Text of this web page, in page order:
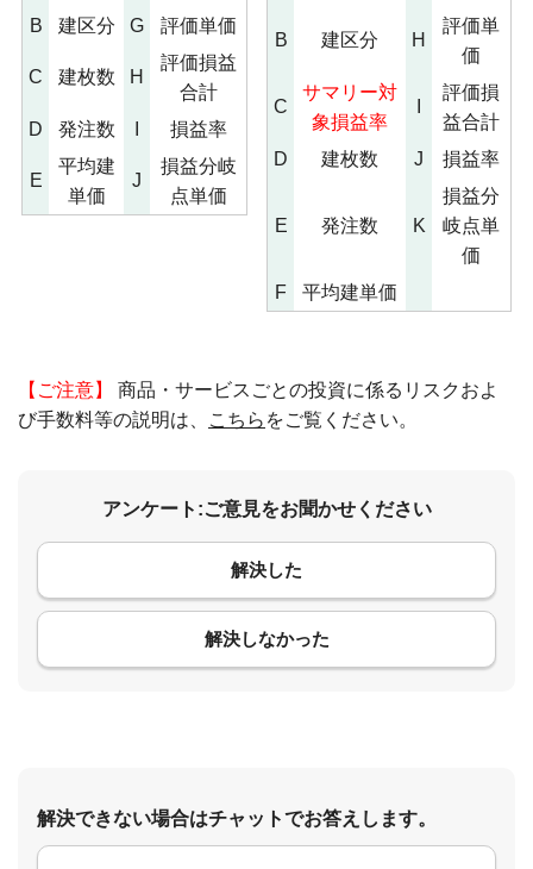
B
建区分 G 評価単価
C 建枚数 H
評価損益
合計
D
発注数 損益率
E
平均建
単価
J
損益分岐
点単価
B 建区分 H
評価単
価
C
サマリー対
象損益率
評価損
益合計
D
建枚数 J 損益率
E 発注数 K
損益分
岐点単
価
F
平均建単価
【ご注意】
商品・サービスごとの投資に係るリスクおよ
び手数料等の説明は、
こちら をご覧ください。
アンケート:ご意見をお聞かせください
解決した
解決しなかった
コメント
解決できない場合はチャットでお答えします。